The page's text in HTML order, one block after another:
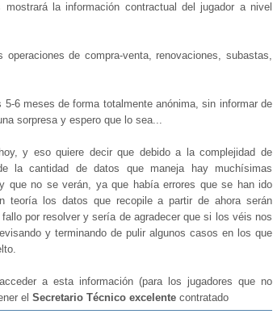
la información contractual del jugador a nivel
de compra-venta, renovaciones, subastas,
6 meses de forma totalmente anónima, sin informar de
sorpresa y espero que lo sea...
y eso quiere decir que debido a la complejidad de
la cantidad de datos que maneja hay muchísimas
que no se verán, ya que había errores que se han ido
teoría los datos que recopile a partir de ahora serán
por resolver y sería de agradecer que si los véis nos
y terminando de pulir algunos casos en los que
a esta información (para los jugadores que no
el Secretario Técnico excelente contratado